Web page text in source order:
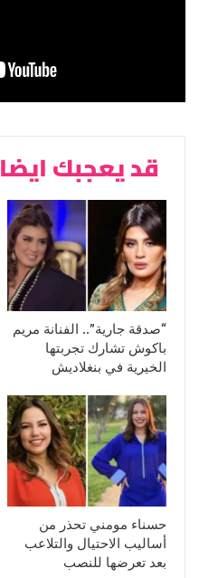
قد يعجبك ايضا
“صدقة جارية”.. الفنانة مريم
باكوش تشارك تجربتها
الخيرية في بنغلاديش
حسناء مومني تحذر من
أساليب الاحتيال والتلاعب
بعد تعرضها للنصب